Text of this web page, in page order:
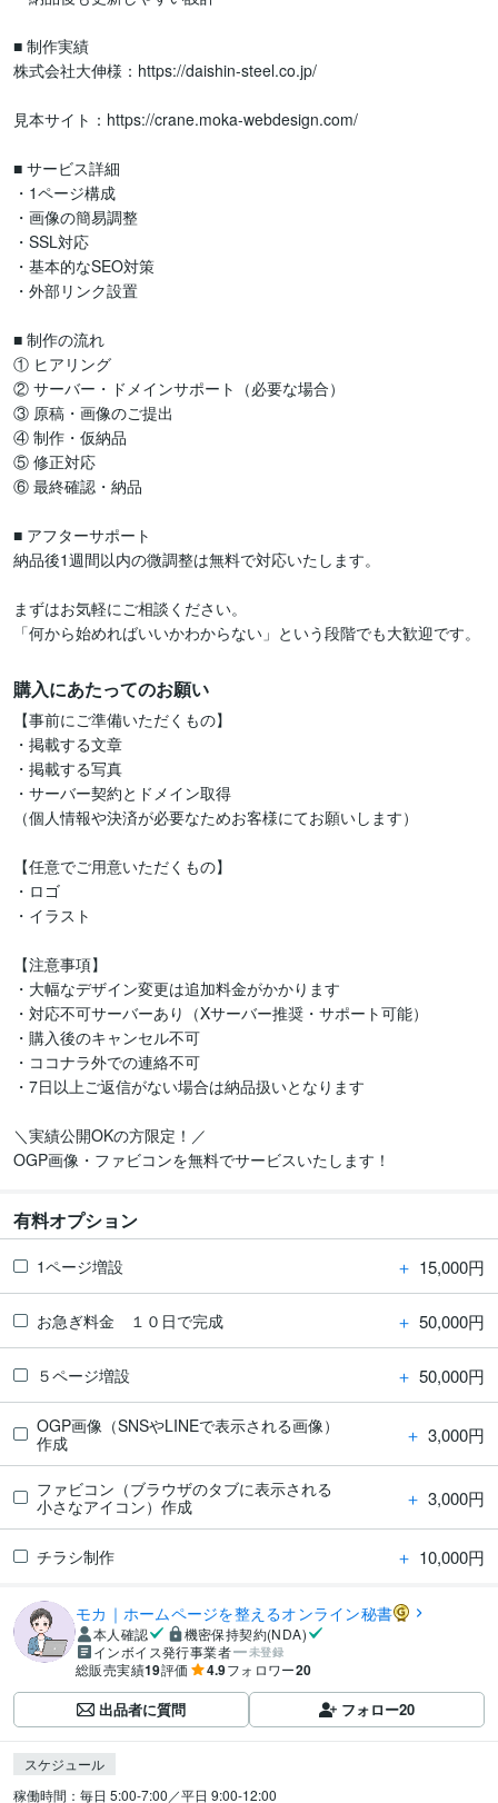
■ 制作実績
株式会社大伸様：https://daishin-steel.co.jp/
見本サイト：https://crane.moka-webdesign.com/
■ サービス詳細
・1ページ構成
・画像の簡易調整
・SSL対応
・基本的なSEO対策
・外部リンク設置
■ 制作の流れ
① ヒアリング
② サーバー・ドメインサポート（必要な場合）
③ 原稿・画像のご提出
④ 制作・仮納品
⑤ 修正対応
⑥ 最終確認・納品
■ アフターサポート
納品後1週間以内の微調整は無料で対応いたします。
まずはお気軽にご相談ください。
「何から始めればいいかわからない」という段階でも大歓迎です。
購入にあたってのお願い
【事前にご準備いただくもの】
・掲載する文章
・掲載する写真
・サーバー契約とドメイン取得
（個人情報や決済が必要なためお客様にてお願いします）
【任意でご用意いただくもの】
・ロゴ
・イラスト
【注意事項】
・大幅なデザイン変更は追加料金がかかります
・対応不可サーバーあり（Xサーバー推奨・サポート可能）
・購入後のキャンセル不可
・ココナラ外での連絡不可
・7日以上ご返信がない場合は納品扱いとなります
＼実績公開OKの方限定！／
OGP画像・ファビコンを無料でサービスいたします！
有料オプション
1ページ増設 ＋ 15,000円
お急ぎ料金 １０日で完成 ＋ 50,000円
５ページ増設 ＋ 50,000円
OGP画像（SNSやLINEで表示される画像）
作成
＋ 3,000円
ファビコン（ブラウザのタブに表示される
小さなアイコン）作成
＋ 3,000円
チラシ制作 ＋ 10,000円
モカ｜ホームページを整えるオンライン秘書
本人確認
機密保持契約(NDA)
インボイス発行事業者
未登録
総販売実績19評価 4.9フォロワー20
出品者に質問 フォロー20
スケジュール
稼働時間：毎日 5:00-7:00／平日 9:00-12:00